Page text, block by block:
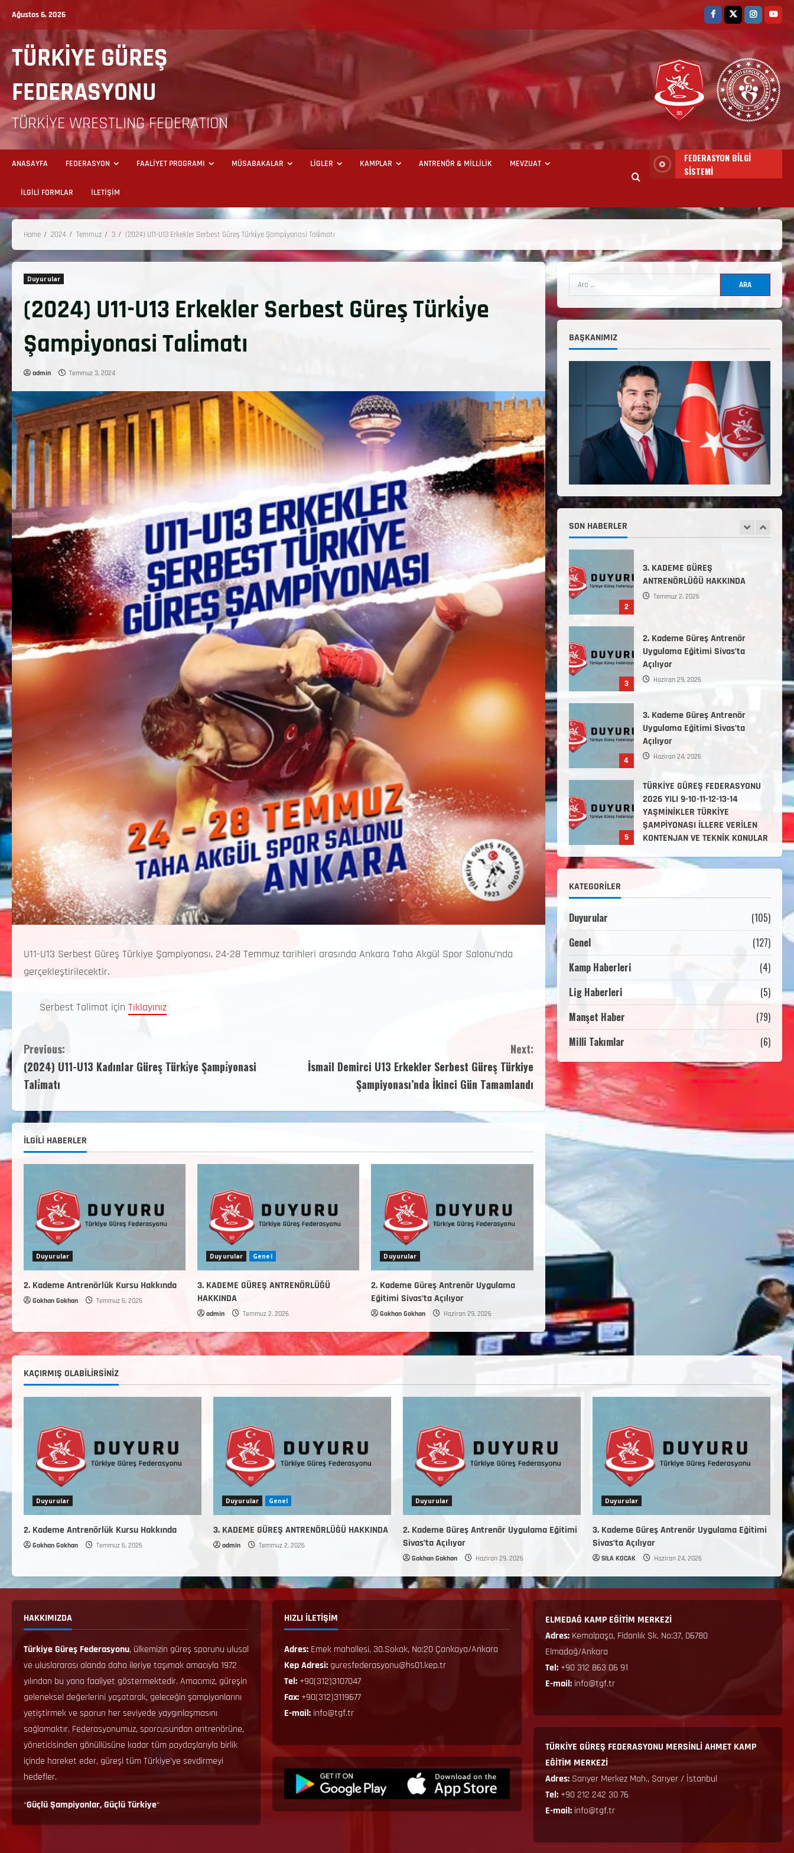
Ağustos 6, 2026
TÜRKİYE GÜREŞ
FEDERASYONU
TÜRKİYE WRESTLING FEDERATION
ANASAYFA FEDERASYON FAALİYET PROGRAMI MÜSABAKALAR LİGLER KAMPLAR ANTRENÖR & MİLLİLİK MEVZUAT
İLGİLİ FORMLAR İLETİŞİM
FEDERASYON BİLGİ
SİSTEMİ
Home 2024 Temmuz 3 (2024) U11-U13 Erkekler Serbest Güreş Türki̇ye Şampi̇yonasi Tali̇matı
Duyurular
(2024) U11-U13 Erkekler Serbest Güreş Türki̇ye
Şampi̇yonasi Tali̇matı
admin Temmuz 3, 2024
U11-U13 Serbest Güreş Türkiye Şampiyonası, 24-28 Temmuz tarihleri arasında Ankara Taha Akgül Spor Salonu’nda
gerçekleştirilecektir.
Serbest Talimat için Tıklayınız
Previous:
(2024) U11-U13 Kadınlar Güreş Türki̇ye Şampi̇yonasi
Tali̇matı
Next:
İsmail Demirci U13 Erkekler Serbest Güreş Türkiye
Şampiyonası’nda İkinci Gün Tamamlandı
İLGİLİ HABERLER
Duyurular
2. Kademe Antrenörlük Kursu Hakkında
Gokhan Gokhan Temmuz 6, 2026
Duyurular Genel
3. KADEME GÜREŞ ANTRENÖRLÜĞÜ
HAKKINDA
admin Temmuz 2, 2026
Duyurular
2. Kademe Güreş Antrenör Uygulama
Eğitimi Sivas’ta Açılıyor
Gokhan Gokhan Haziran 29, 2026
BAŞKANIMIZ
SON HABERLER
3. KADEME GÜREŞ
ANTRENÖRLÜĞÜ HAKKINDA
Temmuz 2, 2026
3
2. Kademe Güreş Antrenör
Uygulama Eğitimi Sivas’ta
Haziran 29, 2026
3. Kademe Güreş Antrenör
Uygulama Eğitimi Sivas’ta
Açılıyor
5
TÜRKİYE GÜREŞ FEDERASYONU
2026 YILI 9-10-11-12-13-14
YAŞMİNİKLER TÜRKİYE
ŞAMPİYONASI İLLERE VERİLEN
KONTENJAN VE TEKNİK KONULAR
HAKKINDA
Haziran 12, 2026
1
2. Kademe Antrenörlük Kursu
Hakkında
Temmuz 6, 2026
ANTRENÖRLÜĞÜ HAKKINDA
2. Kademe Güreş Antrenör
Haziran 29, 2026
3. Kademe Güreş Antrenör
Uygulama Eğitimi Sivas’ta
Haziran 24, 2026
TÜRKİYE GÜREŞ FEDERASYONU
2026 YILI 9-10-11-12-13-14
ŞAMPİYONASI İLLERE VERİLEN
KONTENJAN VE TEKNİK KONULAR
HAKKINDA
Haziran 12, 2026
1
2. Kademe Antrenörlük Kursu
Hakkında
Temmuz 6, 2026
2. Kademe Güreş Antrenör
Açılıyor
4
Uygulama Eğitimi Sivas’ta
Açılıyor
Haziran 24, 2026
TÜRKİYE GÜREŞ FEDERASYONU
2026 YILI 9-10-11-12-13-14
YAŞMİNİKLER TÜRKİYE
KATEGORILER
Duyurular
(105)
Genel
(127)
Kamp Haberleri
(4)
Lig Haberleri
(5)
Manşet Haber
(79)
Milli Takımlar
(6)
KAÇIRMIŞ OLABILIRSINIZ
Duyurular
2. Kademe Antrenörlük Kursu Hakkında
Gokhan Gokhan Temmuz 6, 2026
Duyurular Genel
3. KADEME GÜREŞ ANTRENÖRLÜĞÜ HAKKINDA
admin Temmuz 2, 2026
Duyurular
2. Kademe Güreş Antrenör Uygulama Eğitimi
Sivas’ta Açılıyor
Gokhan Gokhan Haziran 29, 2026
Duyurular
3. Kademe Güreş Antrenör Uygulama Eğitimi
Sivas’ta Açılıyor
SILA KOCAK Haziran 24, 2026
HAKKIMIZDA
Türkiye Güreş Federasyonu, ülkemizin güreş sporunu ulusal
ve uluslararası alanda daha ileriye taşımak amacıyla 1972
yılından bu yana faaliyet göstermektedir. Amacımız, güreşin
geleneksel değerlerini yaşatarak, geleceğin şampiyonlarını
yetiştirmek ve sporun her seviyede yaygınlaşmasını
sağlamaktır. Federasyonumuz, sporcusundan antrenörüne,
yöneticisinden gönüllüsüne kadar tüm paydaşlarıyla birlik
içinde hareket eder, güreşi tüm Türkiye’ye sevdirmeyi
hedefler.
“Güçlü Şampiyonlar, Güçlü Türkiye“
HIZLI İLETİŞİM
Adres: Emek mahallesi, 30.Sokak, No:20 Çankaya/Ankara
Kep Adresi: guresfederasyonu@hs01.kep.tr
Tel: +90(312)3107047
Fax: +90(312)3119677
E-mail: info@tgf.tr
ELMEDAĞ KAMP EĞİTİM MERKEZİ
Adres: Kemalpaşa, Fidanlık Sk. No:37, 06780
Elmadağ/Ankara
Tel: +90 312 863 06 91
E-mail: info@tgf.tr
TÜRKİYE GÜREŞ FEDERASYONU MERSİNLİ AHMET KAMP
EĞİTİM MERKEZİ
Adres: Sarıyer Merkez Mah., Sarıyer / İstanbul
Tel:+90 212 242 30 76
E-mail: info@tgf.tr